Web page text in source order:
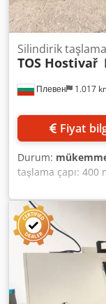
Плевен 1.017
Silindirik
TOS Hostivař
Fiyat
Durum:
taşlama çapı: 400
iş parçası
yılı: 1982